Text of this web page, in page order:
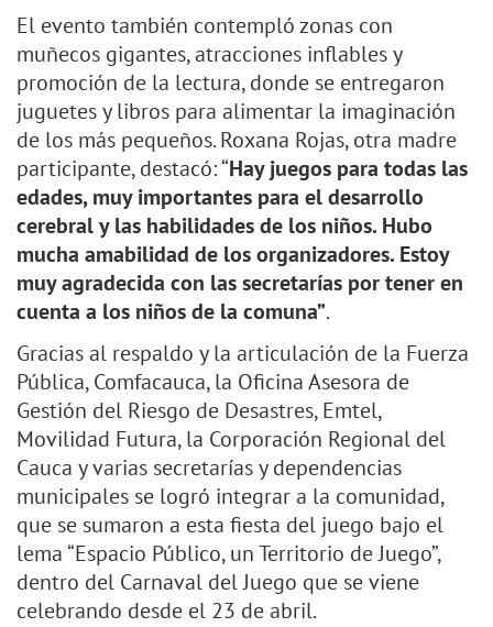
El evento también contempló zonas con
muñecos gigantes, atracciones inflables y
promoción de la lectura, donde se entregaron
juguetes y libros para alimentar la imaginación
de los más pequeños. Roxana Rojas, otra madre
participante, destacó: “Hay juegos para todas las
edades, muy importantes para el desarrollo
cerebral y las habilidades de los niños. Hubo
mucha amabilidad de los organizadores. Estoy
muy agradecida con las secretarías por tener en
cuenta a los niños de la comuna”.
Gracias al respaldo y la articulación de la Fuerza
Pública, Comfacauca, la Oficina Asesora de
Gestión del Riesgo de Desastres, Emtel,
Movilidad Futura, la Corporación Regional del
Cauca y varias secretarías y dependencias
municipales se logró integrar a la comunidad,
que se sumaron a esta fiesta del juego bajo el
lema “Espacio Público, un Territorio de Juego”,
dentro del Carnaval del Juego que se viene
celebrando desde el 23 de abril.